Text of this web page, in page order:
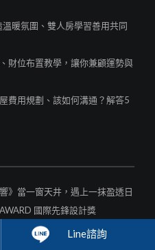
Line諮詢
暖氛圍、雙人房學習善用共同
財位布置教學，讓你兼顧運勢與
費用規劃、該如何溝通？解答5
》當一窗天井，遇上一抹盈透日
國際先鋒設計獎
美學構築透天宅邸，品味